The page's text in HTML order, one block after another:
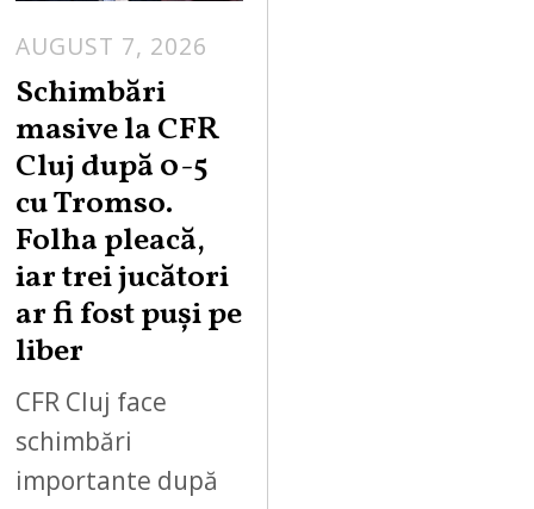
AUGUST 7, 2026
Schimbări
masive la CFR
Cluj după 0-5
cu Tromso.
Folha pleacă,
iar trei jucători
ar fi fost puși pe
liber
CFR Cluj face
schimbări
importante după